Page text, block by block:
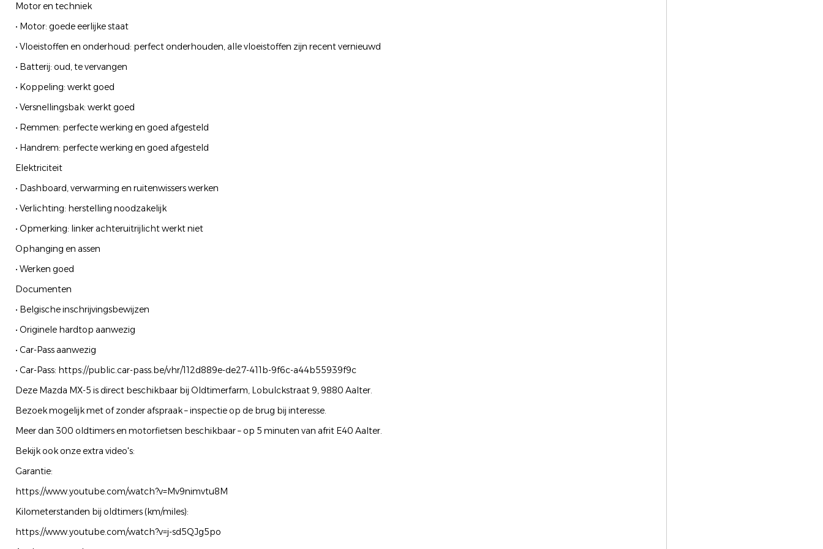
Motor en techniek
• Motor: goede eerlijke staat
• Vloeistoffen en onderhoud: perfect onderhouden, alle vloeistoffen zijn recent vernieuwd
• Batterij: oud, te vervangen
• Koppeling: werkt goed
• Versnellingsbak: werkt goed
• Remmen: perfecte werking en goed afgesteld
• Handrem: perfecte werking en goed afgesteld
Elektriciteit
• Dashboard, verwarming en ruitenwissers werken
• Verlichting: herstelling noodzakelijk
• Opmerking: linker achteruitrijlicht werkt niet
Ophanging en assen
• Werken goed
Documenten
• Belgische inschrijvingsbewijzen
• Originele hardtop aanwezig
• Car-Pass aanwezig
• Car-Pass: https://public.car-pass.be/vhr/112d889e-de27-411b-9f6c-a44b55939f9c
Deze Mazda MX-5 is direct beschikbaar bij Oldtimerfarm, Lobulckstraat 9, 9880 Aalter.
Bezoek mogelijk met of zonder afspraak – inspectie op de brug bij interesse.
Meer dan 300 oldtimers en motorfietsen beschikbaar – op 5 minuten van afrit E40 Aalter.
Bekijk ook onze extra video's:
Garantie:
https://www.youtube.com/watch?v=Mv9nimvtu8M
Kilometerstanden bij oldtimers (km/miles):
https://www.youtube.com/watch?v=j-sd5QJg5po